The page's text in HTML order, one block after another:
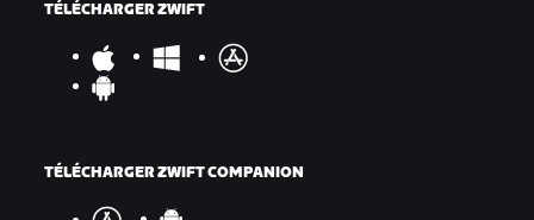
TÉLÉCHARGER ZWIFT
TÉLÉCHARGER ZWIFT COMPANION